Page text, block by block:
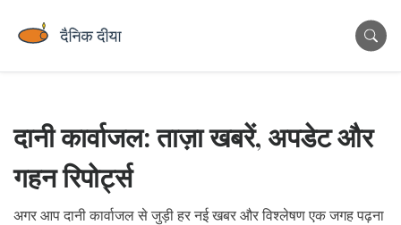
दानी कार्वाजल: ताज़ा खबरें, अपडेट और
गहन रिपोर्ट्स
अगर आप दानी कार्वाजल से जुड़ी हर नई खबर और विश्लेषण एक जगह पढ़ना